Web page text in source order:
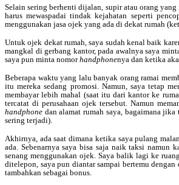
Selain sering berhenti dijalan, supir atau orang
harus mewaspadai tindak kejahatan seperti
menggunakan jasa ojek yang ada di dekat rumah
Untuk ojek dekat rumah, saya sudah kenal baik
mangkal di gerbang kantor, pada awalnya saya
saya pun minta nomorhandphonenya dan ketika
Beberapa waktu yang lalu banyak orang ramai
itu mereka sedang promosi. Namun, saya tetap
membayar lebih mahal (saat itu dari kantor ke
tercatat di perusahaan ojek tersebut. Namun
handphone dan alamat rumah saya, bagaimana
sering terjadi).
Akhirnya, ada saat dimana ketika saya pulang
ada. Sebenarnya saya bisa saja naik taksi namun
senang menggunakan ojek. Saya balik lagi ke
ditelepon, saya pun diantar sampai bertemu
tambahkan sebagai bonus.